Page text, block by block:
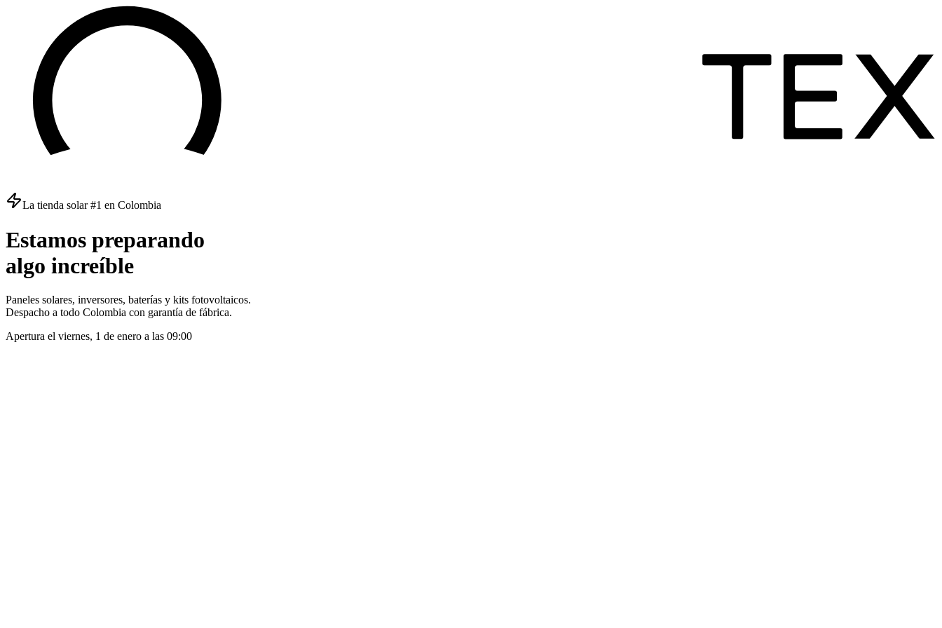
La tienda solar #1 en Colombia
Estamos preparando
algo increíble
Paneles solares, inversores, baterías y kits fotovoltaicos.
Despacho a todo Colombia con garantía de fábrica.
Apertura el viernes, 1 de enero a las 09:00